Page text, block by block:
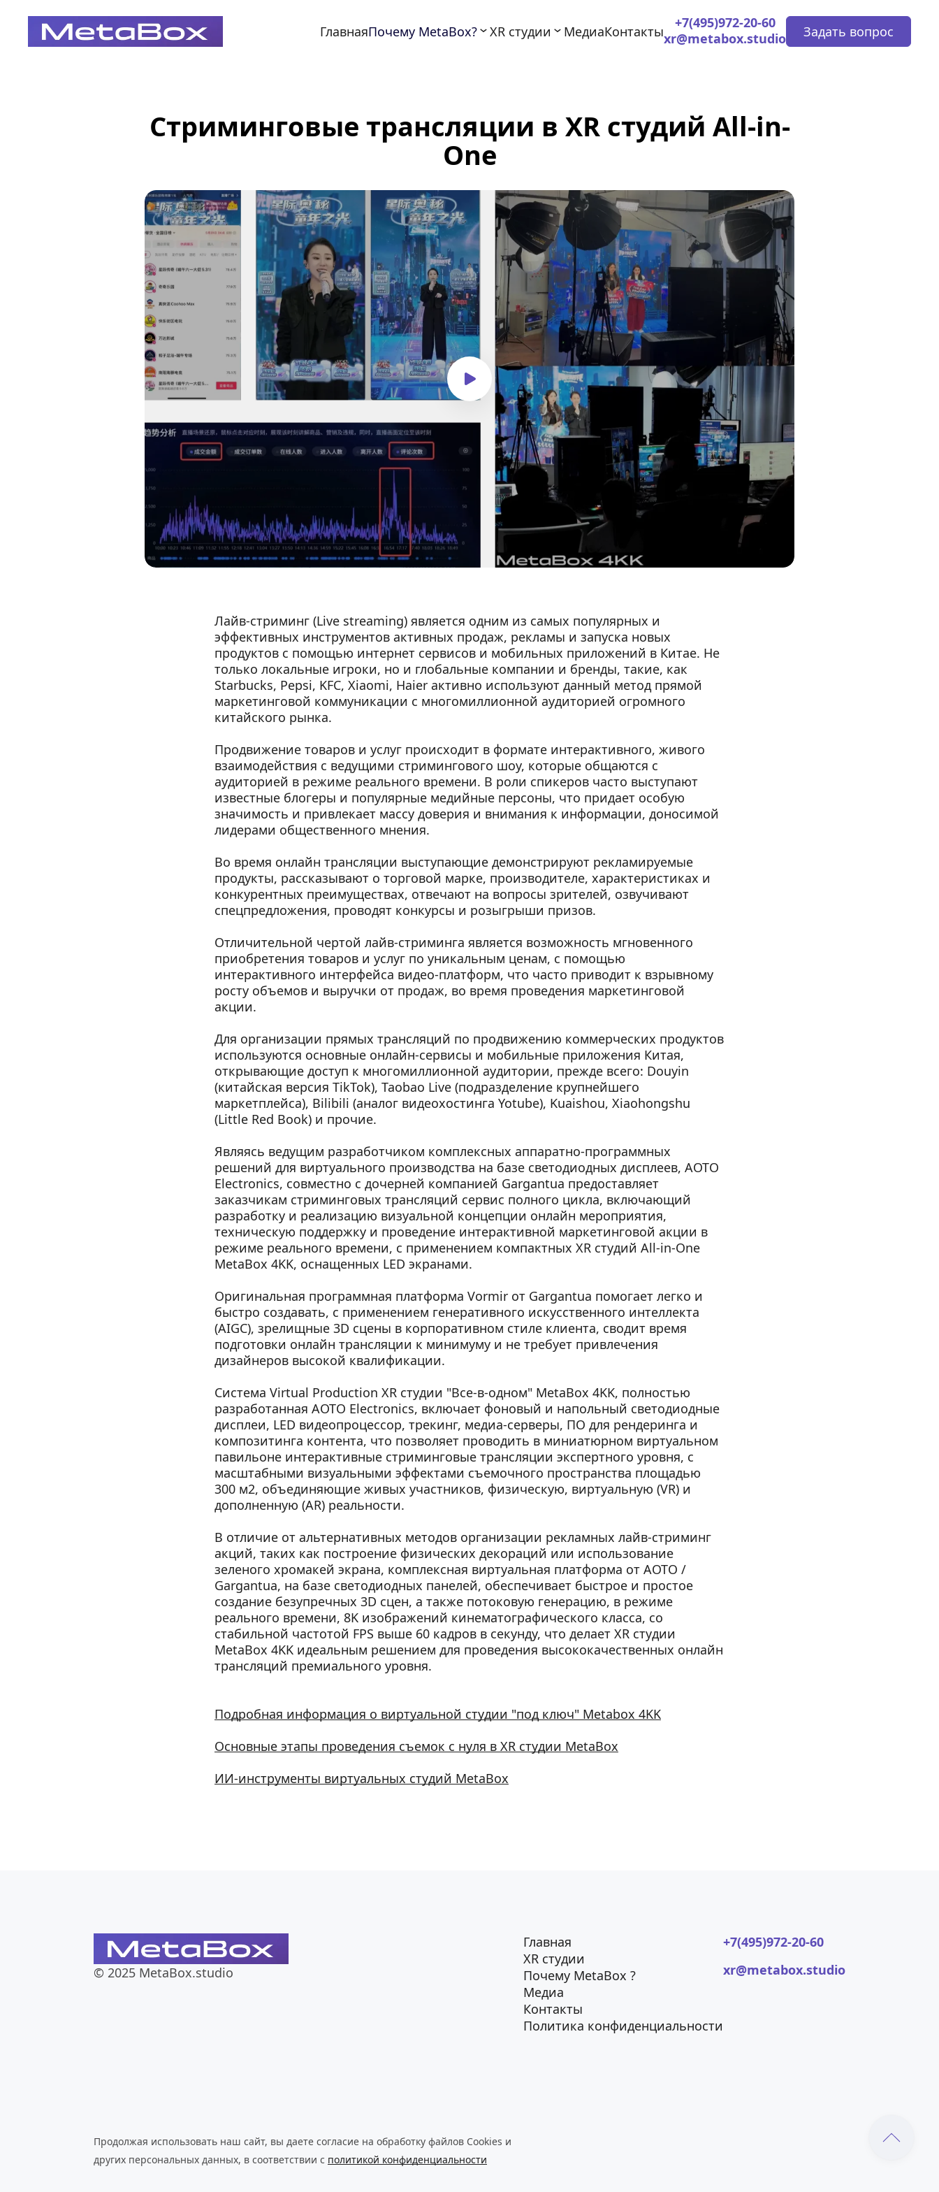
ГлавнаяПочему MetaBox? XR студии МедиаКонтакты
+7(495)972-20-60
xr@metabox.studio
Задать вопрос
Стриминговые трансляции в XR студий All-in-
One
Лайв-стриминг (Live streaming) является одним из самых популярных и
эффективных инструментов активных продаж, рекламы и запуска новых
продуктов с помощью интернет сервисов и мобильных приложений в Китае. Не
только локальные игроки, но и глобальные компании и бренды, такие, как
Starbucks, Pepsi, KFC, Xiaomi, Haier активно используют данный метод прямой
маркетинговой коммуникации с многомиллионной аудиторией огромного
китайского рынка.
Продвижение товаров и услуг происходит в формате интерактивного, живого
взаимодействия с ведущими стримингового шоу, которые общаются с
аудиторией в режиме реального времени. В роли спикеров часто выступают
известные блогеры и популярные медийные персоны, что придает особую
значимость и привлекает массу доверия и внимания к информации, доносимой
лидерами общественного мнения.
Во время онлайн трансляции выступающие демонстрируют рекламируемые
продукты, рассказывают о торговой марке, производителе, характеристиках и
конкурентных преимуществах, отвечают на вопросы зрителей, озвучивают
спецпредложения, проводят конкурсы и розыгрыши призов.
Отличительной чертой лайв-стриминга является возможность мгновенного
приобретения товаров и услуг по уникальным ценам, с помощью
интерактивного интерфейса видео-платформ, что часто приводит к взрывному
росту объемов и выручки от продаж, во время проведения маркетинговой
акции.
Для организации прямых трансляций по продвижению коммерческих продуктов
используются основные онлайн-сервисы и мобильные приложения Китая,
открывающие доступ к многомиллионной аудитории, прежде всего: Douyin
(китайская версия TikTok), Taobao Live (подразделение крупнейшего
маркетплейса), Bilibili (аналог видеохостинга Yotube), Kuaishou, Xiaohongshu
(Little Red Book) и прочие.
Являясь ведущим разработчиком комплексных аппаратно-программных
решений для виртуального производства на базе светодиодных дисплеев, AOTO
Electronics, совместно с дочерней компанией Gargantua предоставляет
заказчикам стриминговых трансляций сервис полного цикла, включающий
разработку и реализацию визуальной концепции онлайн мероприятия,
техническую поддержку и проведение интерактивной маркетинговой акции в
режиме реального времени, с применением компактных XR студий All-in-One
MetaBox 4KK, оснащенных LED экранами.
Оригинальная программная платформа Vormir от Gargantua помогает легко и
быстро создавать, с применением генеративного искусственного интеллекта
(AIGC), зрелищные 3D сцены в корпоративном стиле клиента, сводит время
подготовки онлайн трансляции к минимуму и не требует привлечения
дизайнеров высокой квалификации.
Система Virtual Production XR студии "Все-в-одном" MetaBox 4KK, полностью
разработанная AOTO Electronics, включает фоновый и напольный светодиодные
дисплеи, LED видеопроцессор, трекинг, медиа-серверы, ПО для рендеринга и
композитинга контента, что позволяет проводить в миниатюрном виртуальном
павильоне интерактивные стриминговые трансляции экспертного уровня, с
масштабными визуальными эффектами съемочного пространства площадью
300 м2, объединяющие живых участников, физическую, виртуальную (VR) и
дополненную (AR) реальности.
В отличие от альтернативных методов организации рекламных лайв-стриминг
акций, таких как построение физических декораций или использование
зеленого хромакей экрана, комплексная виртуальная платформа от AOTO /
Gargantua, на базе светодиодных панелей, обеспечивает быстрое и простое
создание безупречных 3D сцен, а также потоковую генерацию, в режиме
реального времени, 8K изображений кинематографического класса, со
стабильной частотой FPS выше 60 кадров в секунду, что делает XR студии
MetaBox 4KK идеальным решением для проведения высококачественных онлайн
трансляций премиального уровня.
Подробная информация о виртуальной студии "под ключ" Metabox 4KK
Основные этапы проведения съемок с нуля в XR студии MetaBox
ИИ-инструменты виртуальных студий MetaBox
Главная
XR студии
Почему MetaBox ?
Медиа
Контакты
Политика конфиденциальности
+7(495)972-20-60
xr@metabox.studio
© 2025 MetaBox.studio
Продолжая использовать наш сайт, вы даете согласие на обработку файлов Cookies и
других персональных данных, в соответствии с политикой конфиденциальности